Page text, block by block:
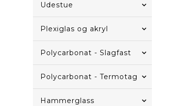
Udestue
Plexiglas og akryl
Polycarbonat - Slagfast
Polycarbonat - Termotag
Hammerglass